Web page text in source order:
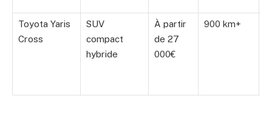
Toyota Yaris
Cross
SUV
compact
hybride
À partir
de 27
000€
900 km+